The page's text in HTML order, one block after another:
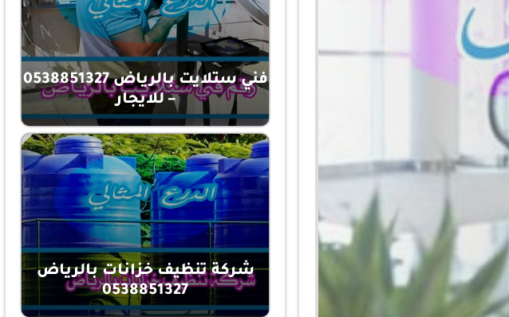
فني ستلايت بالرياض 0538851327
– للايجار
شركة تنظيف خزانات بالرياض
0538851327